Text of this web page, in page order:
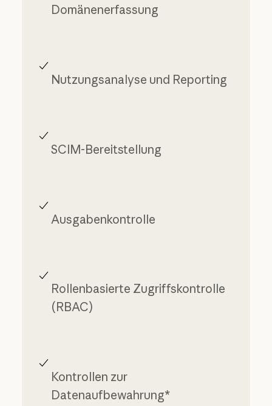
Domänenerfassung
Nutzungsanalyse und Reporting
SCIM-Bereitstellung
Ausgabenkontrolle
Rollenbasierte Zugriffskontrolle
(RBAC)
Kontrollen zur
Datenaufbewahrung*